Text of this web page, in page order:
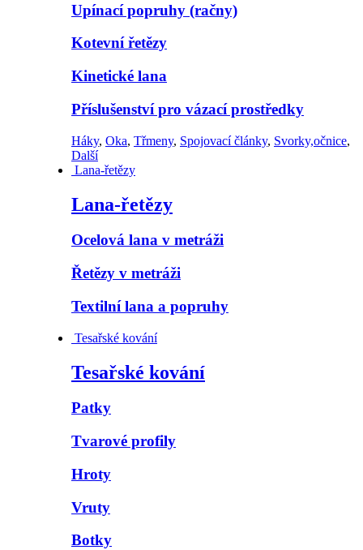
Upínací popruhy (račny)
Kotevní řetězy
Kinetické lana
Příslušenství pro vázací prostředky
Háky, Oka, Třmeny, Spojovací články, Svorky,očnice,
Další
Lana-řetězy
Lana-řetězy
Ocelová lana v metráži
Řetězy v metráži
Textilní lana a popruhy
Tesařské kování
Tesařské kování
Patky
Tvarové profily
Hroty
Vruty
Botky